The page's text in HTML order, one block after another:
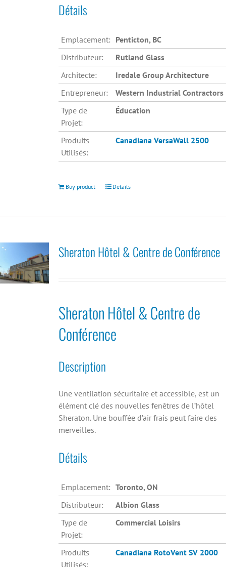
Détails
Emplacement: Penticton, BC
Distributeur:
Rutland Glass
Architecte:
Iredale Group Architecture
Entrepreneur:
Western Industrial Contractors
Type de
Projet:
Éducation
Produits
Utilisés:
Canadiana VersaWall 2500
Buy product Details
Sheraton Hôtel & Centre de Conférence
Sheraton Hôtel & Centre de
Conférence
Description
Une ventilation sécuritaire et accessible, est un
élément clé des nouvelles fenêtres de l’hôtel
Sheraton. Une bouffée d’air frais peut faire des
merveilles.
Détails
Emplacement: Toronto, ON
Distributeur:
Albion Glass
Type de
Projet:
Commercial Loisirs
Produits
Utilisés:
Canadiana RotoVent SV 2000